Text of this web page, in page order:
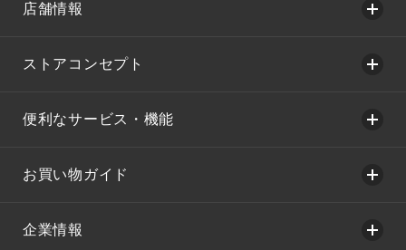
店舗情報
ストアコンセプト
便利なサービス・機能
お買い物ガイド
企業情報